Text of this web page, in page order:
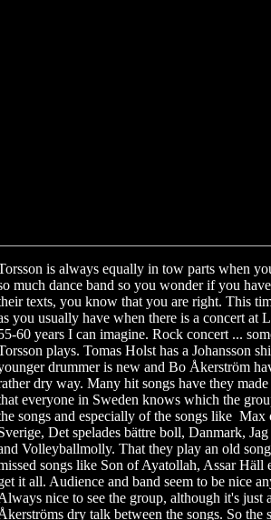
is always equally in tow parts when
much dance band so you wonder if you
texts, you know that you are right. This
you usually have when there is a concert at
60 years I can imagine. Rock concert ...
plays. Tomas Holst has a Johansson
drummer is new and Bo Åkerström
dry way. Many hit songs have they
everyone in Sweden knows which the
songs and especially of the songs like
Det spelades bättre boll, Danmark,
Volleyballmolly. That they play an old
songs like Son of Ayatollah, Assar
it all. Audience and band seem to be nice
nice to see the group, although it's just
dry talk between the songs. So